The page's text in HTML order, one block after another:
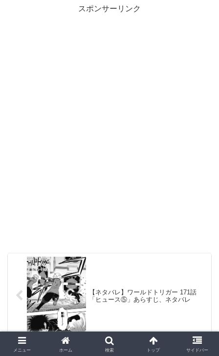
スポンサーリンク
【ネタバレ】ワールドトリガー 171話
「ヒュース⑤」あらすじ、ネタバレ
メニュー ホーム 検索 トップ サイドバー